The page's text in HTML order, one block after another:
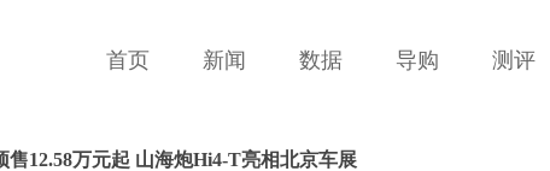
首页 新闻 数据 导购 测评
售12.58万元起 山海炮Hi4-T亮相北京车展